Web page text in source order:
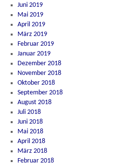
Juni 2019
Mai 2019
April 2019
März 2019
Februar 2019
Januar 2019
Dezember 2018
November 2018
Oktober 2018
September 2018
August 2018
Juli 2018
Juni 2018
Mai 2018
April 2018
März 2018
Februar 2018